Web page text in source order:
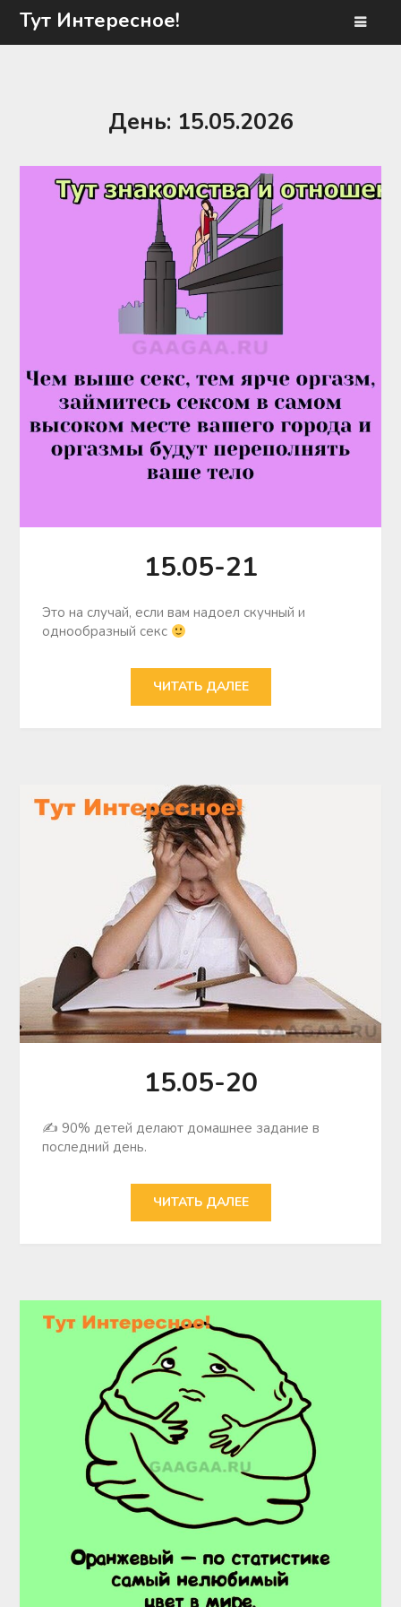
Перейти
Тут Интересное!
День: 15.05.2026
15.05-21
Это на случай, если вам надоел скучный и
однообразный секс
ЧИТАТЬ ДАЛЕЕ
15.05-20
✍ 90% детей делают домашнее задание в
последний день.
ЧИТАТЬ ДАЛЕЕ